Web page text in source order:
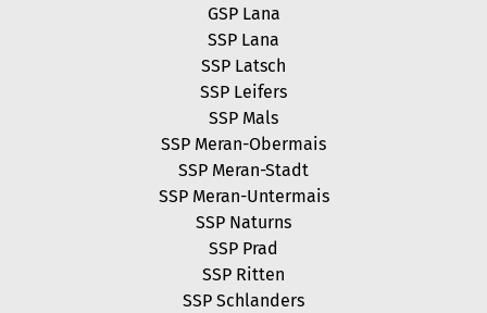
GSP Lana
SSP Lana
SSP Latsch
SSP Leifers
SSP Mals
SSP Meran-Obermais
SSP Meran-Stadt
SSP Meran-Untermais
SSP Naturns
SSP Prad
SSP Ritten
SSP Schlanders